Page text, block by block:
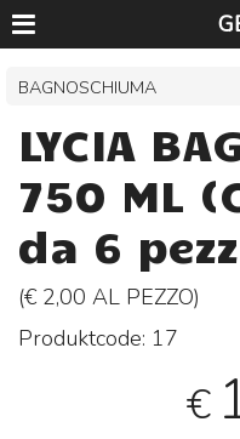
BAGNOSCHIUMA
LYCIA
750 ML
da 6
(€ 2,00 AL PEZZO)
Produktcode: 17
€